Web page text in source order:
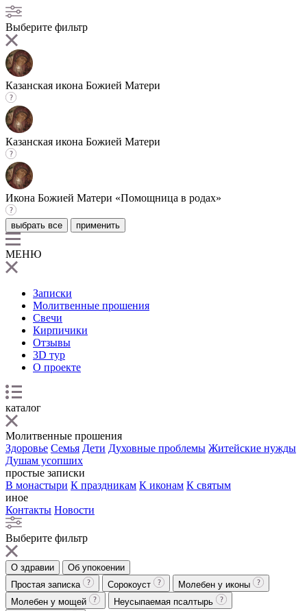
Выберите фильтр
Казанская икона Божией Матери
Казанская икона Божией Матери
Икона Божией Матери «Помощница в родах»
выбрать все применить
МЕНЮ
Записки
Молитвенные прошения
Свечи
Кирпичики
Отзывы
3D тур
О проекте
каталог
Молитвенные прошения
Здоровье Семья Дети Духовные проблемы Житейские нужды
Душам усопших
простые записки
В монастыри К праздникам К иконам К святым
иное
Контакты Новости
Выберите фильтр
О здравии
Об упокоении
Простая записка
Сорокоуст
Молебен у иконы
Молебен у мощей
Неусыпаемая псалтырь